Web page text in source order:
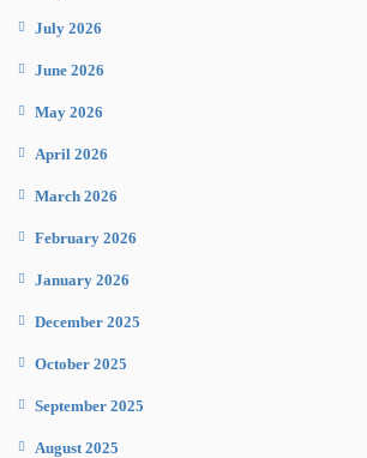
July 2026
June 2026
May 2026
April 2026
March 2026
February 2026
January 2026
December 2025
October 2025
September 2025
August 2025